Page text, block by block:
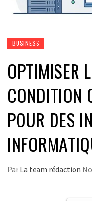
BUSINESS
OPTIMISER
CONDITION
POUR DES
Par La team rédaction